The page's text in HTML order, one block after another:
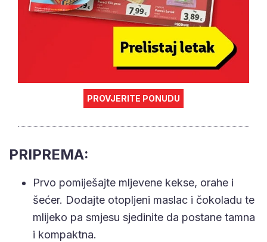
PROVJERITE PONUDU
PRIPREMA:
Prvo pomiješajte mljevene kekse, orahe i
šećer. Dodajte otopljeni maslac i čokoladu te
mlijeko pa smjesu sjedinite da postane tamna
i kompaktna.